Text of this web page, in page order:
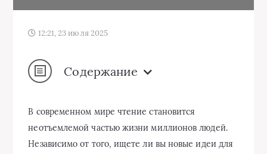
12:21, 23 июля 2025
Содержание
В современном мире чтение становится
неотъемлемой частью жизни миллионов людей.
Независимо от того, ищете ли вы новые идеи для